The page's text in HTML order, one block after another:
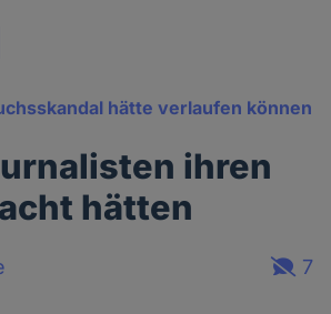
hätte verlaufen können
ihren
hätten
7